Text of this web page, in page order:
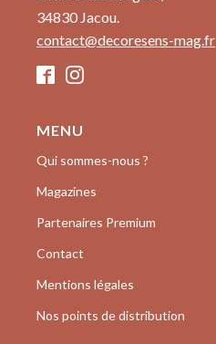
34830 Jacou.
contact@decoresens-mag.fr
MENU
Qui sommes-nous ?
Magazines
Partenaires Premium
Contact
Mentions légales
Nos points de distribution